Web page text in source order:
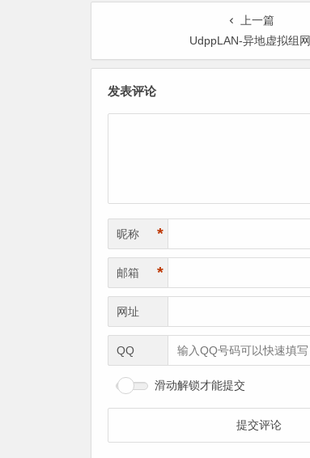
上一篇
UdppLAN-异地虚拟组网
发表评论
昵称 *
邮箱 *
网址
QQ
滑动解锁才能提交